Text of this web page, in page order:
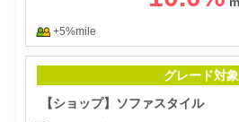
+5%mile
グレード対象
【ショップ】ソファスタイル